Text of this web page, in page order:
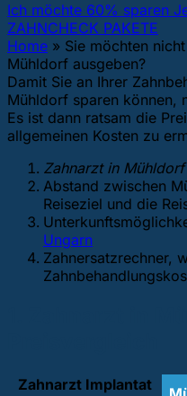
Ich möchte 60% sparen
ZAHNCHECK PAKETE
Home » Sie möchten
Mühldorf ausgeben?
Damit Sie an Ihrer
Mühldorf sparen können,
Es ist dann ratsam die
allgemeinen Kosten zu
Zahnarzt in Mühldorf
Abstand zwischen
Reiseziel und die
Ungarn
Zahnersatzrechner,
Zahnarzt Implantat